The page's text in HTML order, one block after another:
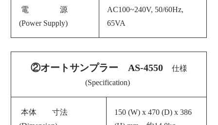
電 源
(Power Supply)
AC100~240V, 50/60Hz,
65VA
②オートサンプラー AS-4550
仕様
(Specification)
本体 寸法
150 (W) x 470 (D) x 386